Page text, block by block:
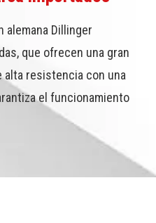
alemana Dillinger
que ofrecen una gran
alta resistencia con una
el funcionamiento